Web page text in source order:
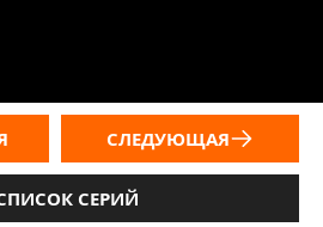
СЕРИЙ
СЛЕДУЮЩАЯ